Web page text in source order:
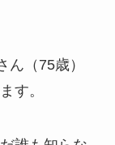
（75歳）
す。